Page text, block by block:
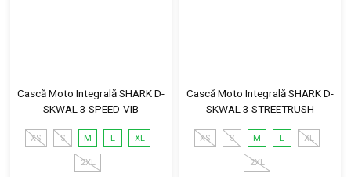
Cască Moto Integrală SHARK D-
SKWAL 3 SPEED-VIB
XS S M L XL
2XL
Cască Moto Integrală SHARK D-
SKWAL 3 STREETRUSH
XS S M L XL
2XL